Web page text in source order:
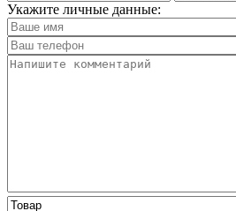
Укажите личные данные: